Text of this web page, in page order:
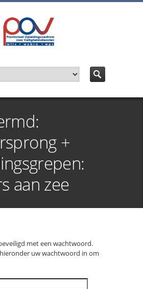
+
aan zee
met een wachtwoord.
uw wachtwoord in om